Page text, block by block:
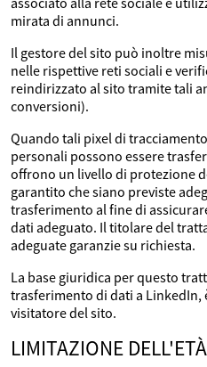
mirata di annunci.
Il gestore del sito può inoltre
nelle rispettive reti sociali e
reindirizzato al sito tramite tali
conversioni).
Quando tali pixel di
personali possono essere
offrono un livello di protezione
garantito che siano previste
trasferimento al fine di
dati adeguato. Il titolare del
adeguate garanzie su richiesta.
La base giuridica per questo
trasferimento di dati a LinkedIn,
visitatore del sito.
LIMITAZIONE DELL'ETÀ